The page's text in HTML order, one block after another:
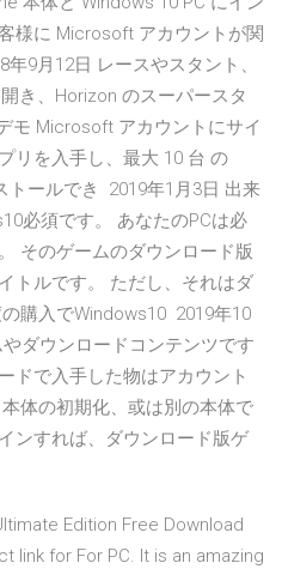
様に Microsoft アカウントが関
9月12日 レースやスタント、
き、Horizon のスーパースタ
モ Microsoft アカウントにサイ
リを入手し、最大 10 台 の
トールでき 2019年1月3日 出来
必須です。 あなたのPCは必
そのゲームのダウンロード版
トルです。 ただし、それはダ
購入でWindows10 2019年10
ダウンロードコンテンツです
ドで入手した物はアカウント
体の初期化、或は別の本体で
ンすれば、ダウンロード版ゲ
Edition Free Download
link for For PC. It is an amazing